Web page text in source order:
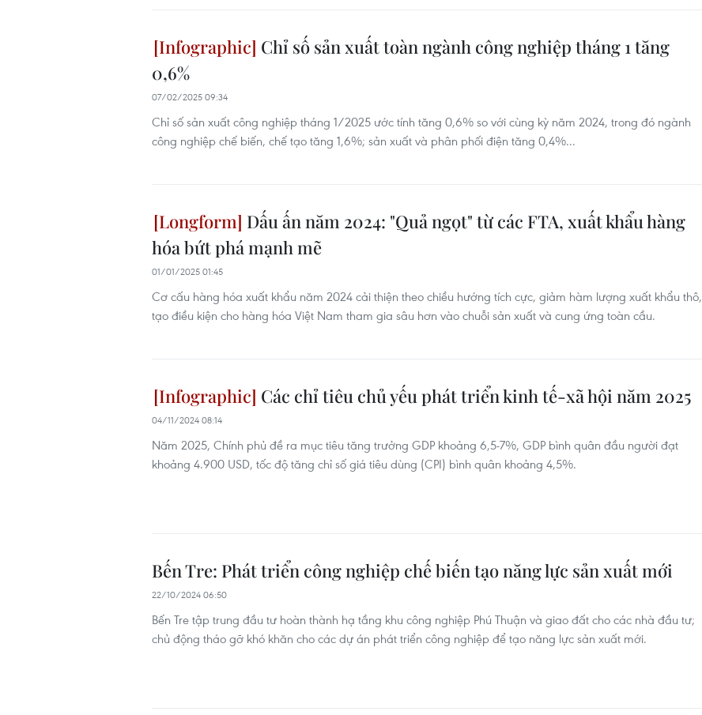
Chỉ số sản xuất toàn ngành công nghiệp tháng 1 tăng
0,6%
07/02/2025 09:34
Chỉ số sản xuất công nghiệp tháng 1/2025 ước tính tăng 0,6% so với cùng kỳ năm 2024, trong đó ngành
công nghiệp chế biến, chế tạo tăng 1,6%; sản xuất và phân phối điện tăng 0,4%...
Dấu ấn năm 2024: "Quả ngọt" từ các FTA, xuất khẩu hàng
hóa bứt phá mạnh mẽ
01/01/2025 01:45
Cơ cấu hàng hóa xuất khẩu năm 2024 cải thiện theo chiều hướng tích cực, giảm hàm lượng xuất khẩu thô,
tạo điều kiện cho hàng hóa Việt Nam tham gia sâu hơn vào chuỗi sản xuất và cung ứng toàn cầu.
Các chỉ tiêu chủ yếu phát triển kinh tế-xã hội năm 2025
04/11/2024 08:14
Năm 2025, Chính phủ đề ra mục tiêu tăng trưởng GDP khoảng 6,5-7%, GDP bình quân đầu người đạt
khoảng 4.900 USD, tốc độ tăng chỉ số giá tiêu dùng (CPI) bình quân khoảng 4,5%.
Bến Tre: Phát triển công nghiệp chế biến tạo năng lực sản xuất mới
22/10/2024 06:50
Bến Tre tập trung đầu tư hoàn thành hạ tầng khu công nghiệp Phú Thuận và giao đất cho các nhà đầu tư;
chủ động tháo gỡ khó khăn cho các dự án phát triển công nghiệp để tạo năng lực sản xuất mới.